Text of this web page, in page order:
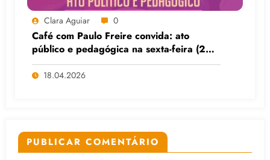
Clara Aguiar 0
Café com Paulo Freire convida: ato
público e pedagógica na sexta-feira (24),
no CPERS Sindicato
18.04.2026
PUBLICAR COMENTÁRIO